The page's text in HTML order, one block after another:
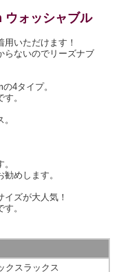
ウォッシャブル
いただけます！
らないのでリーズナブ
4タイプ。
。
めします。
ズが大人気！
。
クスラックス